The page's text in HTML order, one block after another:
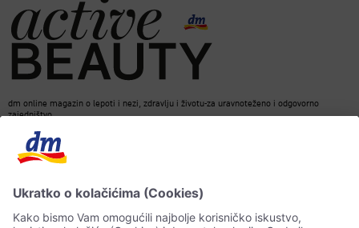
dm online magazin o lepoti i nezi, zdravlju i životu-za uravnoteženo i odgovorno
zajedništvo.